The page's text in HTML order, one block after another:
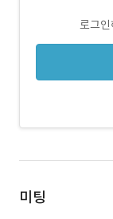
로그인
미팅